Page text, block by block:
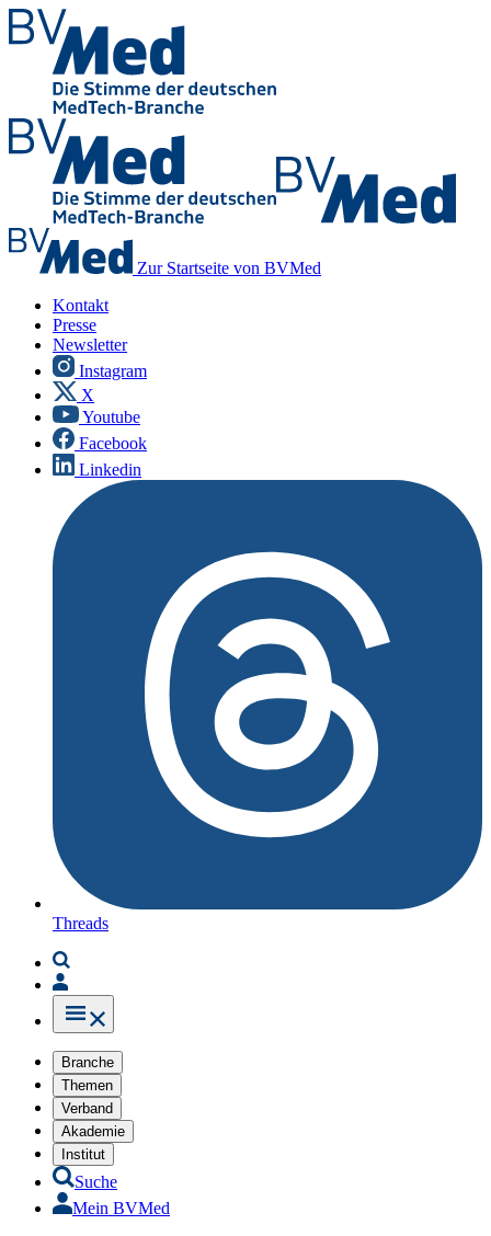
Zur Startseite von BVMed
Kontakt
Presse
Newsletter
Instagram
X
Youtube
Facebook
Linkedin
Threads
Branche
Themen
Verband
Akademie
Institut
Suche
Mein BVMed